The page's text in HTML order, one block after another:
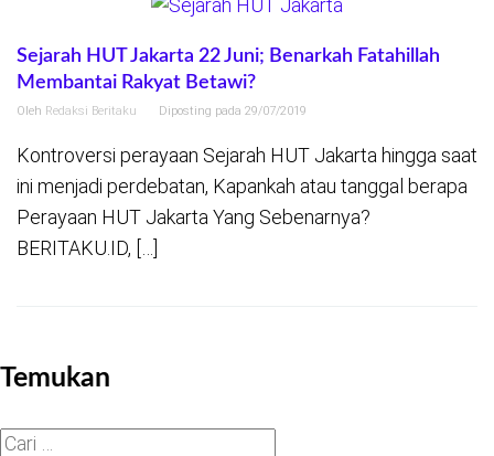
Sejarah HUT Jakarta 22 Juni; Benarkah Fatahillah
Membantai Rakyat Betawi?
Oleh Redaksi Beritaku Diposting pada 29/07/2019
Kontroversi perayaan Sejarah HUT Jakarta hingga saat
ini menjadi perdebatan, Kapankah atau tanggal berapa
Perayaan HUT Jakarta Yang Sebenarnya?
BERITAKU.ID, […]
Temukan
Cari